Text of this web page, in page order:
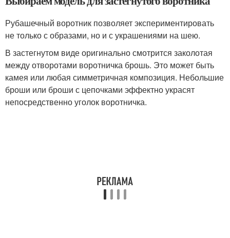
Рубашечный воротник позволяет экспериментировать
не только с образами, но и с украшениями на шею.
В застегнутом виде оригинально смотрится заколотая
между отворотами воротничка брошь. Это может быть
камея или любая симметричная композиция. Небольшие
броши или броши с цепочками эффектно украсят
непосредственно уголок воротничка.